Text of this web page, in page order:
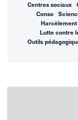
Centres sociaux
Conso
Harcèlement
Lutte contre
Outils